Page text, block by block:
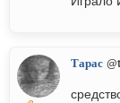
Тарас